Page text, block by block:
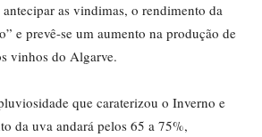
as vindimas, o rendimento da
e prevê-se um aumento na produção de
vinhos do Algarve.
que caraterizou o Inverno e
da uva andará pelos 65 a 75%,